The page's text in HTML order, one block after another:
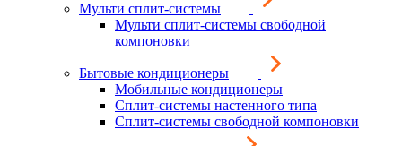
Мульти сплит-системы
Мульти сплит-системы свободной
компоновки
Бытовые кондиционеры
Мобильные кондиционеры
Сплит-системы настенного типа
Сплит-системы свободной компоновки